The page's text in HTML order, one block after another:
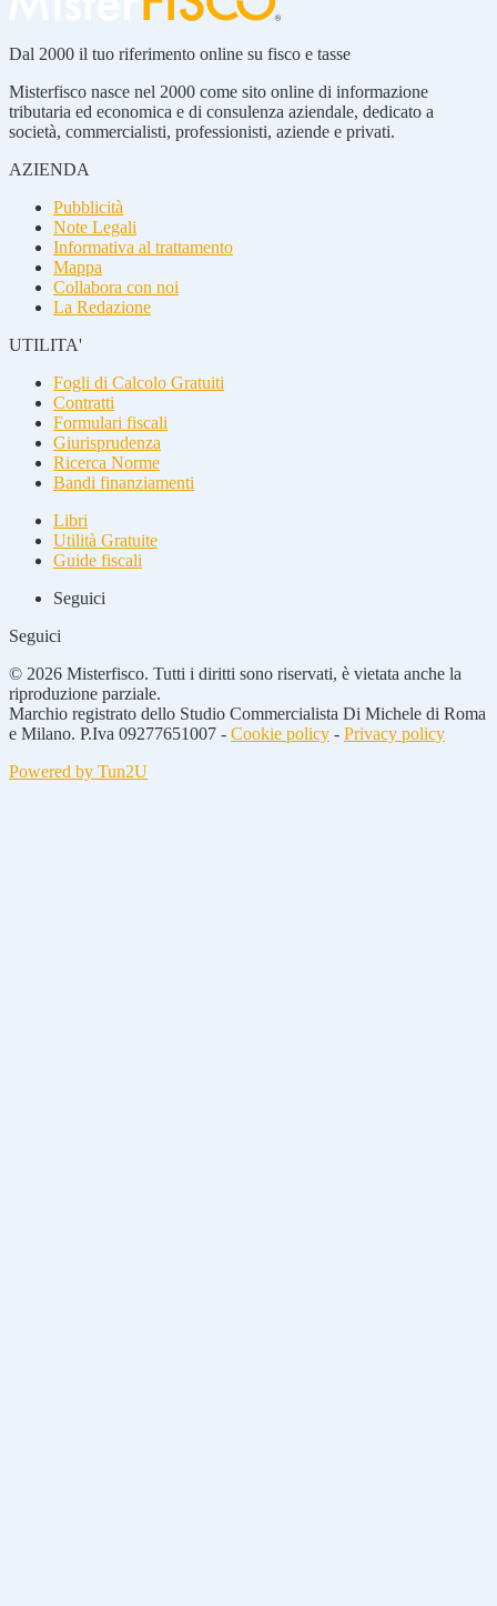
Dal 2000 il tuo riferimento online su fisco e tasse
Misterfisco nasce nel 2000 come sito online di informazione
tributaria ed economica e di consulenza aziendale, dedicato a
società, commercialisti, professionisti, aziende e privati.
AZIENDA
Pubblicità
Note Legali
Informativa al trattamento
Mappa
Collabora con noi
La Redazione
UTILITA'
Fogli di Calcolo Gratuiti
Contratti
Formulari fiscali
Giurisprudenza
Ricerca Norme
Bandi finanziamenti
Libri
Utilità Gratuite
Guide fiscali
Seguici
Seguici
© 2026 Misterfisco. Tutti i diritti sono riservati, è vietata anche la
riproduzione parziale.
Marchio registrato dello Studio Commercialista Di Michele di Roma
e Milano. P.Iva 09277651007 - Cookie policy - Privacy policy
Powered by Tun2U